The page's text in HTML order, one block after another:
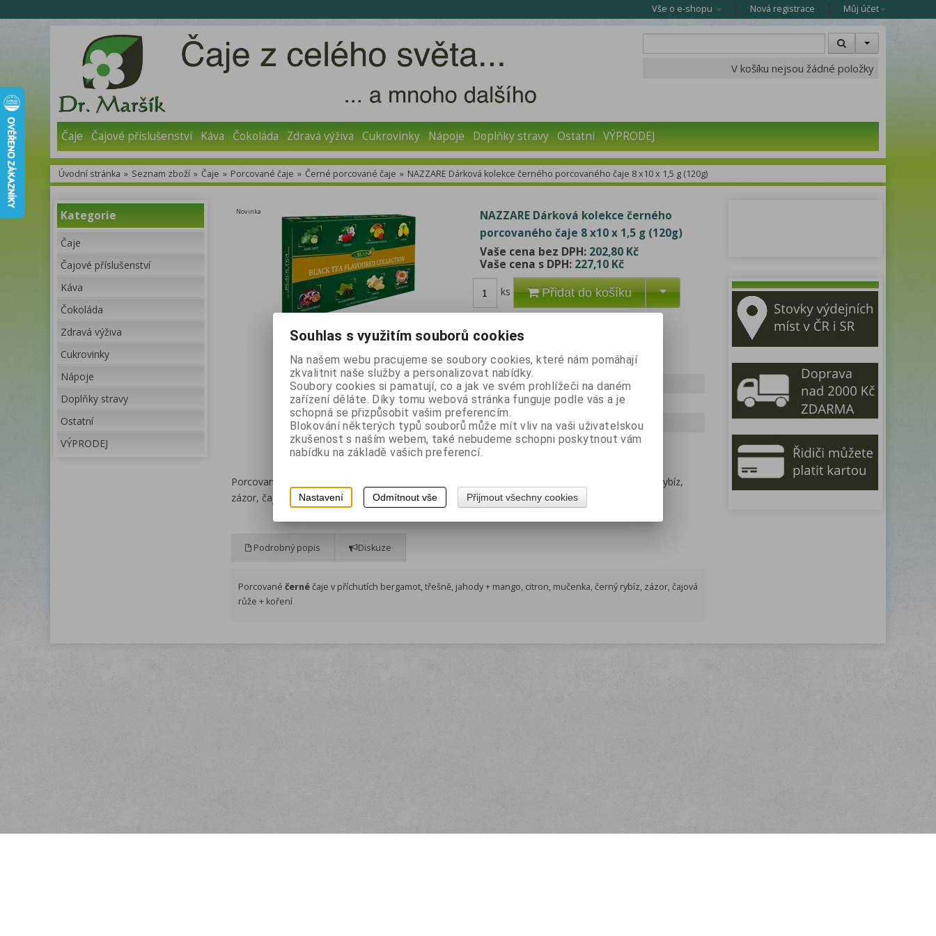
Vše o e-shopu Nová registrace Můj účet
V košíku nejsou žádné položky
Čaje Čajové příslušenství Káva Čokoláda Zdravá výživa Cukrovinky Nápoje Doplňky stravy Ostatní VÝPRODEJ
Úvodní stránka » Seznam zboží » Čaje » Porcované čaje » Černé porcované čaje » NAZZARE Dárková kolekce černého porcovaného čaje 8 x10 x 1,5 g (120g)
Kategorie
Čaje
Čajové příslušenství
Káva
Čokoláda
Zdravá výživa
Cukrovinky
Nápoje
Doplňky stravy
Ostatní
VÝPRODEJ
Novinka
NAZZARE Dárková kolekce černého
porcovaného čaje 8 x10 x 1,5 g (120g)
Vaše cena bez DPH: 202,80 Kč
Vaše cena s DPH: 227,10 Kč
ks Přidat do košíku
Výrobce:Liran
Katalogové číslo:25549
Skladem: 8 ks
EAN:4792331009253
Dotaz na výrobek
Porcované
čaje v příchutích bergamot, třešně, jahody + mango, citron, mučenka, černý rybíz,
zázor, čajová růže + koření
Podrobný popis Diskuze
Porcované černéčaje v příchutích bergamot, třešně, jahody + mango, citron, mučenka, černý rybíz, zázor, čajová
růže + koření
Souhlas s využitím souborů cookies
Na našem webu pracujeme se soubory cookies, které nám pomáhají
zkvalitnit naše služby a personalizovat nabídky.
Soubory cookies si pamatují, co a jak ve svém prohlížeči na daném
zařízení děláte. Díky tomu webová stránka funguje podle vás a je
schopná se přizpůsobit vašim preferencím.
Blokování některých typů souborů může mít vliv na vaši uživatelskou
zkušenost s naším webem, také nebudeme schopni poskytnout vám
nabídku na základě vašich preferencí.
Nastavení Odmítnout vše Přijmout všechny cookies